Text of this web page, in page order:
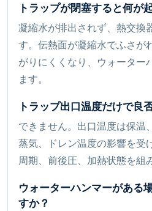
トラップが閉塞すると何が
凝縮水が排出されず、熱交換
す。伝熱面が凝縮水でふさが
がりにくくなり、ウォーター
ます。
トラップ出口温度だけで良
できません。出口温度は保温
蒸気、ドレン温度の影響を受
周期、前後圧、加熱状態を組
ウォーターハンマーがある
すか？